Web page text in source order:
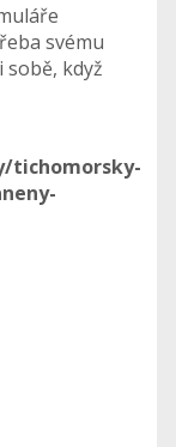
svému
sobě, když
tichomorsky-